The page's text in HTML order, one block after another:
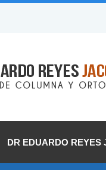
DR EDUARDO REYES